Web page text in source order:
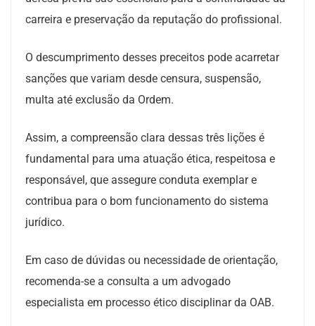
carreira e preservação da reputação do profissional.
O descumprimento desses preceitos pode acarretar
sanções que variam desde censura, suspensão,
multa até exclusão da Ordem.
Assim, a compreensão clara dessas três lições é
fundamental para uma atuação ética, respeitosa e
responsável, que assegure conduta exemplar e
contribua para o bom funcionamento do sistema
jurídico.
Em caso de dúvidas ou necessidade de orientação,
recomenda-se a consulta a um advogado
especialista em processo ético disciplinar da OAB.